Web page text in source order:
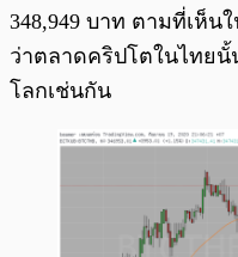
348,949 บาท ตามที่เห็
ว่าตลาดคริปโตในไทย
โลกเช่นกัน